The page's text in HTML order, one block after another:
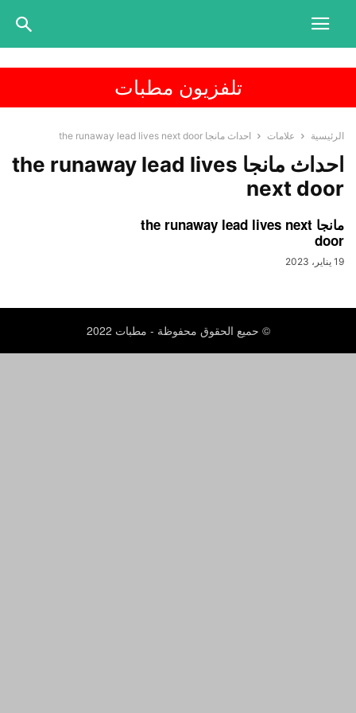
تلفزيون مطبات
الرئيسية علامات احداث مانجا the runaway lead lives next door
احداث مانجا the runaway lead lives
next door
مانجا the runaway lead lives next
door
19 يناير، 2023
© حميع الحقوق محفوظة - مطبات 2022